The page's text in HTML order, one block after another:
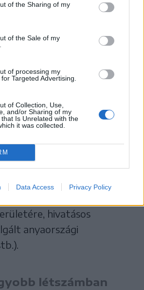
of the Sharing of my
of the Sale of my
of processing my
Targeted Advertising.
of Collection, Use,
and/or Sharing of my
Is Unrelated with the
it was collected.
Data Access Privacy Policy
Erdélyből a szükség esetén
felhasználható
a Székely
Erőket. Ennek ellenére kis
részt székelyföldi
tisztek,
és honvédek a Don-folyó
a magyar 2. hadsereg
az anyaországban éltek
akiket bármely más okból
szervezetébe
soroztak be (pl. az
hivatásos
anyaországi
létszámban